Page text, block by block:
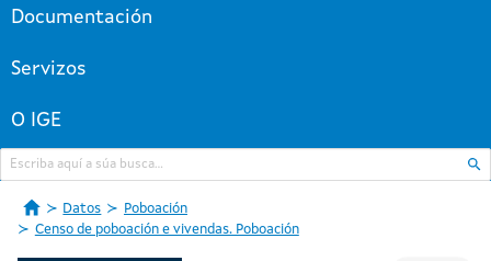
Documentación
Servizos
O IGE
Datos
Poboación
Censo de poboación e vivendas. Poboación